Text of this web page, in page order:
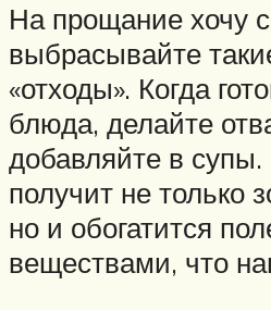
На прощание хочу
выбрасывайте
«отходы». Когда
блюда, делайте
добавляйте в
получит не только
но и обогатится
веществами, что